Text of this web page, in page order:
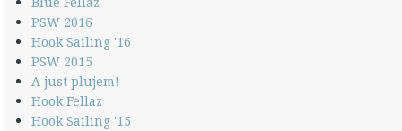
PSW 2016
Hook Sailing '16
PSW 2015
A just plujem!
Hook Fellaz
Hook Sailing '15